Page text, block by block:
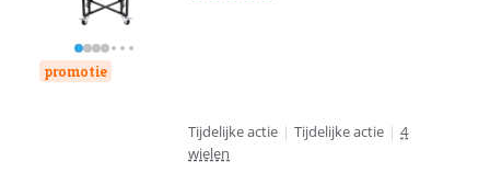
promotie
Tijdelijke actie | Tijdelijke actie | 4
wielen